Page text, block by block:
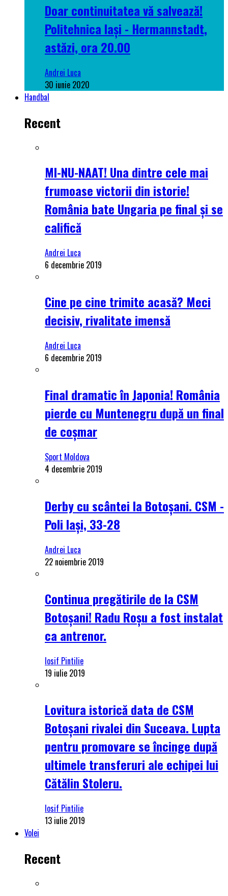
Doar continuitatea vă salvează!
Politehnica Iași - Hermannstadt,
astăzi, ora 20.00
Andrei Luca
30 iunie 2020
Handbal
Recent
MI-NU-NAAT! Una dintre cele mai
frumoase victorii din istorie!
România bate Ungaria pe final și se
califică
Andrei Luca
6 decembrie 2019
Cine pe cine trimite acasă? Meci
decisiv, rivalitate imensă
Andrei Luca
6 decembrie 2019
Final dramatic în Japonia! România
pierde cu Muntenegru după un final
de coșmar
Sport Moldova
4 decembrie 2019
Derby cu scântei la Botoșani. CSM -
Poli Iași, 33-28
Andrei Luca
22 noiembrie 2019
Continua pregătirile de la CSM
Botoșani! Radu Roșu a fost instalat
ca antrenor.
Iosif Pintilie
19 iulie 2019
Lovitura istorică data de CSM
Botoșani rivalei din Suceava. Lupta
pentru promovare se încinge după
ultimele transferuri ale echipei lui
Cătălin Stoleru.
Iosif Pintilie
13 iulie 2019
Volei
Recent